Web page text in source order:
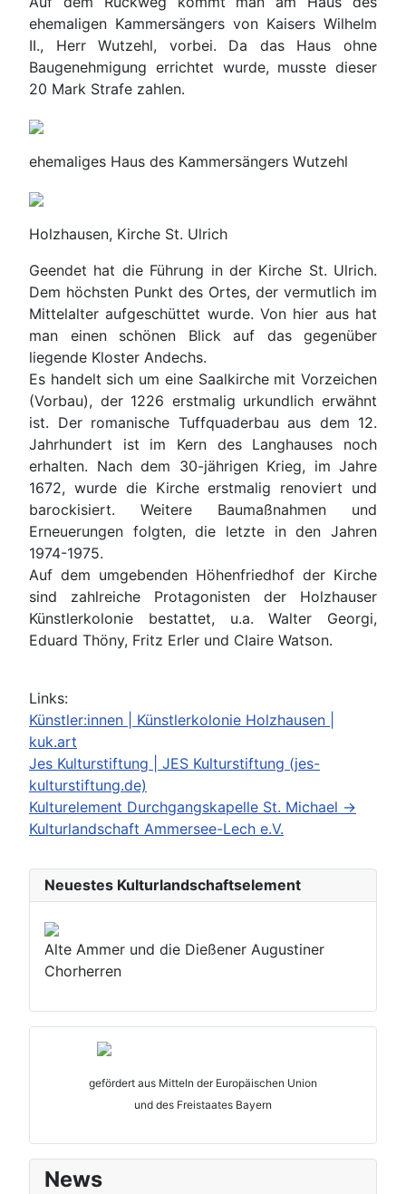
ehemaligen Kammersängers von Kaisers Wilhelm
II., Herr Wutzehl, vorbei. Da das Haus ohne
Baugenehmigung errichtet wurde, musste dieser
20 Mark Strafe zahlen.
ehemaliges Haus des Kammersängers Wutzehl
Holzhausen, Kirche St. Ulrich
Geendet hat die Führung in der Kirche St. Ulrich.
Dem höchsten Punkt des Ortes, der vermutlich im
Mittelalter aufgeschüttet wurde. Von hier aus hat
man einen schönen Blick auf das gegenüber
liegende Kloster Andechs.
Es handelt sich um eine Saalkirche mit Vorzeichen
(Vorbau), der 1226 erstmalig urkundlich erwähnt
ist. Der romanische Tuffquaderbau aus dem 12.
Jahrhundert ist im Kern des Langhauses noch
erhalten. Nach dem 30-jährigen Krieg, im Jahre
1672, wurde die Kirche erstmalig renoviert und
barockisiert. Weitere Baumaßnahmen und
Erneuerungen folgten, die letzte in den Jahren
1974-1975.
Auf dem umgebenden Höhenfriedhof der Kirche
sind zahlreiche Protagonisten der Holzhauser
Künstlerkolonie bestattet, u.a. Walter Georgi,
Eduard Thöny, Fritz Erler und Claire Watson.
Links:
Künstler:innen | Künstlerkolonie Holzhausen |
kuk.art
Jes Kulturstiftung | JES Kulturstiftung (jes-
kulturstiftung.de)
Kulturelement Durchgangskapelle St. Michael ->
Kulturlandschaft Ammersee-Lech e.V.
Neuestes Kulturlandschaftselement
Alte Ammer und die Dießener Augustiner
Chorherren
gefördert aus Mitteln der Europäischen Union
und des Freistaates Bayern
News